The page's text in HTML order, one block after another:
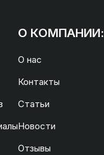
О КОМПАНИИ:
О нас
Контакты
Статьи
Новости
Отзывы